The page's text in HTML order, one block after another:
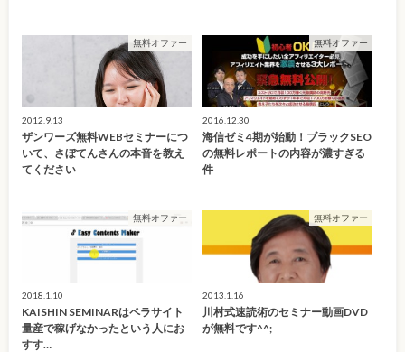
無料オファー
2012.9.13
ザンワーズ無料WEBセミナーにつ
いて、さぼてんさんの本音を教え
てください
無料オファー
2016.12.30
海信ゼミ4期が始動！ブラックSEO
の無料レポートの内容が濃すぎる
件
無料オファー
2018.1.10
KAISHIN SEMINARはペラサイト
量産で稼げなかったという人にお
すす…
無料オファー
2013.1.16
川村式速読術のセミナー動画DVD
が無料です^^;